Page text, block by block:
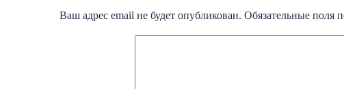
Ваш адрес email не будет опубликован. Обязательные поля